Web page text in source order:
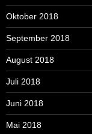
Oktober 2018
September 2018
August 2018
Juli 2018
Juni 2018
Mai 2018